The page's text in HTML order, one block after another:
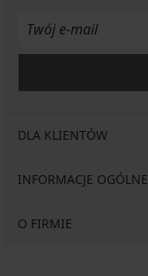
DLA KLIENTÓW
INFORMACJE OGÓLNE
O FIRMIE